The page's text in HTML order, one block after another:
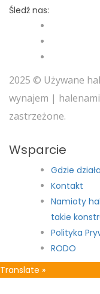
Śledź nas:
2025 © Używane
wynajem |
zastrzeżone.
Wsparcie
Gdzie
Kontakt
Namioty
takie
Polityka
RODO
Translate »